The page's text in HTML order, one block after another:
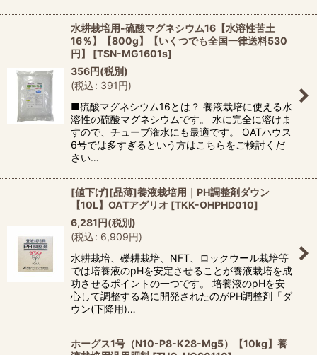
水耕栽培用-硫酸マグネシウム16【水溶性苦土
16％】【800g】【いくつでも全国一律送料530
円】
[TSN-MG1601s]
356円(税別)
(税込: 391円)
■硫酸マグネシウム16とは？ 養液栽培に使える水
溶性の硫酸マグネシウムです。 水に完全に溶けま
すので、チューブ潅水にも最適です。 OATハウス
6号では多すぎるという方はこちらをご検討くだ
さい…
[値下げ][品薄]養液栽培用｜PH調整剤ダウン
【10L】OATアグリオ [TKK-OHPHD010]
6,281円(税別)
(税込: 6,909円)
水耕栽培、礫耕栽培、NFT、ロックウール栽培等
では培養液のpHを安定させることが養液栽培を成
功させるポイントの一つです。 培養液のpHを安
心して調整する為に開発されたのがPH調整剤「ダ
ウン(下降用)…
ホーグス1号（N10-P8-K28-Mg5）【10kg】養